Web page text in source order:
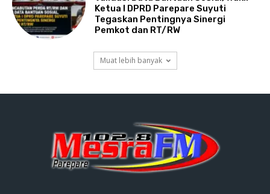
Ketua I DPRD Parepare Suyuti
Tegaskan Pentingnya Sinergi
Pemkot dan RT/RW
Muat lebih banyak